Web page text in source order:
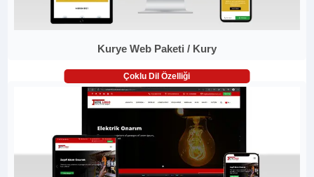
Kurye Web Paketi / Kury
Çoklu Dil Özelliği